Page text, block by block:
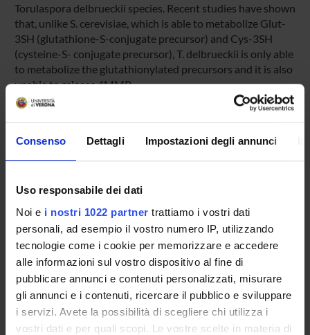
Consenso Dettagli Impostazioni degli annunci
Uso responsabile dei dati
Noi e i nostri 1022 partner trattiamo i vostri dati
personali, ad esempio il vostro numero IP, utilizzando
tecnologie come i cookie per memorizzare e accedere
alle informazioni sul vostro dispositivo al fine di
pubblicare annunci e contenuti personalizzati, misurare
gli annunci e i contenuti, ricercare il pubblico e sviluppare
i servizi. Avete la possibilità di scegliere chi utilizza i
vostri dati e per quali scopi. Le vostre scelte in materia di
Torulaspora delbrueckii species. Recent studies have shown
that, unlike S. cerevisiae, which is able to metabolize Glut-
3SH (glutathione-S-conjugate precursor) and Cys-3SH
(cysteine-S- conjugate precursor), T. delbrueckii is only able
to metabolize the glutathionylated precursors and it is also
unable to release 4MMP.
Target of this project is to improve T. delbrueckii C-S lyase
catalytic activity toward cysteine-S-conjugates by means of
To this aim we will use a random domain
mutagenesis/recombination method for short fragments
(MORPHING) that randomly introduces mutations in
specific protein segments using overlapping areas to favor
in vivo splicing and recombination in yeast. In a single step,
this approach permits to assemble delimited randomly
mutagenized regions with the remaining, unaltered
fragments of a gene
SPONSORS: